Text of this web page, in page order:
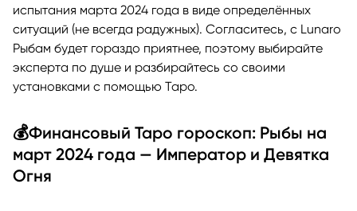
испытания марта 2024 года в виде определённых
ситуаций (не всегда радужных). Согласитесь, с Lunaro
Рыбам будет гораздо приятнее, поэтому выбирайте
эксперта по душе и разбирайтесь со своими
установками с помощью Таро.
💰Финансовый Таро гороскоп: Рыбы на
март 2024 года — Император и Девятка
Огня